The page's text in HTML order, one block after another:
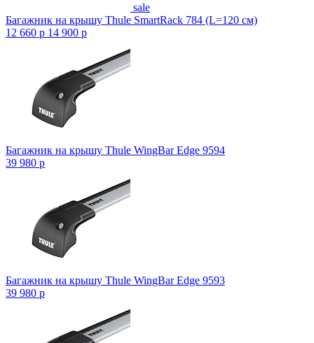
sale
Багажник на крышу Thule SmartRack 784 (L=120 см)
12 660 p 14 900 p
Багажник на крышу Thule WingBar Edge 9594
39 980 p
Багажник на крышу Thule WingBar Edge 9593
39 980 p